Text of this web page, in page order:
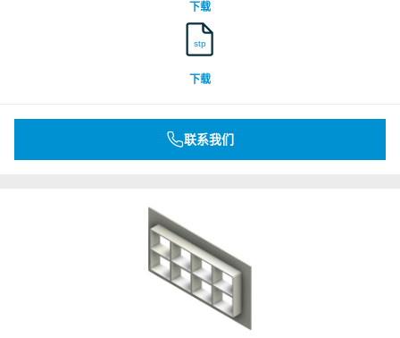
下载
stp
下载
联系我们